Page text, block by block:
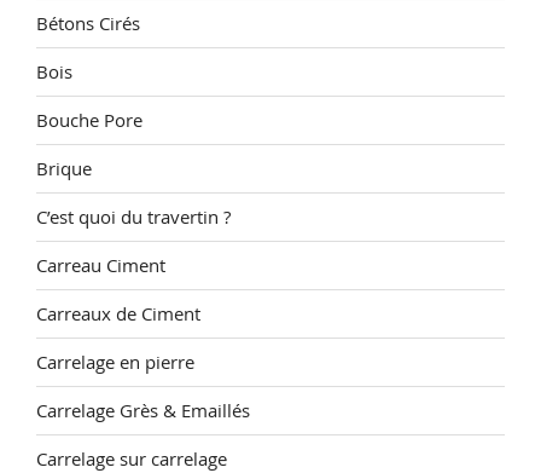
Bétons Cirés
Bois
Bouche Pore
Brique
C’est quoi du travertin ?
Carreau Ciment
Carreaux de Ciment
Carrelage en pierre
Carrelage Grès & Emaillés
Carrelage sur carrelage